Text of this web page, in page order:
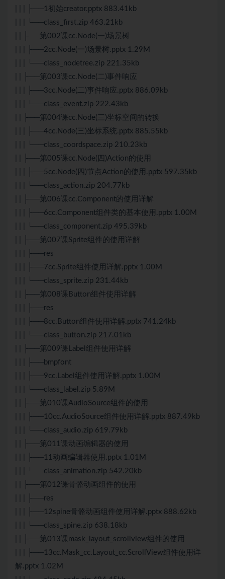
| | | ├──1初始creator.pptx 883.41kb
| | | └──class_first.zip 463.21kb
| | ├──第002课cc.Node(一)场景树
| | | ├──2cc.Node(一)场景树.pptx 1.29M
| | | └──class_nodetree.zip 221.35kb
| | ├──第003课cc.Node(二)事件响应
| | | ├──3cc.Node(二)事件响应.pptx 886.09kb
| | | └──class_event.zip 222.43kb
| | ├──第004课cc.Node(三)坐标空间的转换
| | | ├──4cc.Node(三)坐标系统.pptx 885.55kb
| | | └──class_coordspace.zip 210.23kb
| | ├──第005课cc.Node(四)Action的使用
| | | ├──5cc.Node(四)节点Action的使用.pptx 597.35kb
| | | └──class_action.zip 204.77kb
| | ├──第006课cc.Component的使用详解
| | | ├──6cc.Component组件类的基本使用.pptx 1.00M
| | | └──class_component.zip 495.39kb
| | ├──第007课Sprite组件的使用详解
| | | ├──res
| | | ├──7cc.Sprite组件使用详解.pptx 1.00M
| | | └──class_sprite.zip 231.44kb
| | ├──第008课Button组件使用详解
| | | ├──res
| | | ├──8cc.Button组件使用详解.pptx 741.24kb
| | | └──class_button.zip 217.01kb
| | ├──第009课Label组件使用详解
| | | ├──bmpfont
| | | ├──9cc.Label组件使用详解.pptx 1.00M
| | | └──class_label.zip 5.89M
| | ├──第010课AudioSource组件的使用
| | | ├──10cc.AudioSource组件使用详解.pptx 887.49kb
| | | └──class_audio.zip 619.79kb
| | ├──第011课动画编辑器的使用
| | | ├──11动画编辑器使用.pptx 1.01M
| | | └──class_animation.zip 542.20kb
| | ├──第012课骨骼动画组件的使用
| | | ├──res
| | | ├──12spine骨骼动画组件使用详解.pptx 888.62kb
| | | └──class_spine.zip 638.18kb
| | ├──第013课mask_layout_scrollview组件的使用
| | | ├──13cc.Mask_cc.Layout_cc.ScrollView组件使用详
解.pptx 1.02M